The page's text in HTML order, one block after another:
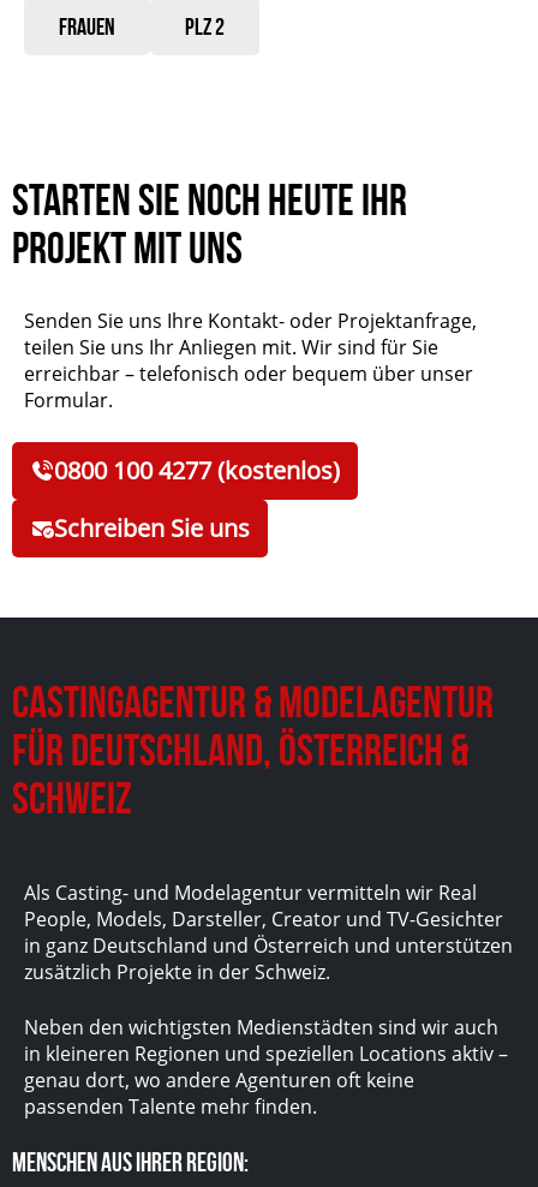
Frauen PLZ 2
Starten Sie noch heute Ihr
Projekt mit uns
Senden Sie uns Ihre Kontakt- oder Projektanfrage,
teilen Sie uns Ihr Anliegen mit. Wir sind für Sie
erreichbar – telefonisch oder bequem über unser
Formular.
0800 100 4277 (kostenlos)
Schreiben Sie uns
Castingagentur & Modelagentur
für Deutschland, Österreich &
Schweiz
Als Casting- und Modelagentur vermitteln wir Real
People, Models, Darsteller, Creator und TV-Gesichter
in ganz Deutschland und Österreich und unterstützen
zusätzlich Projekte in der Schweiz.
Neben den wichtigsten Medienstädten sind wir auch
in kleineren Regionen und speziellen Locations aktiv –
genau dort, wo andere Agenturen oft keine
passenden Talente mehr finden.
Menschen aus Ihrer Region: